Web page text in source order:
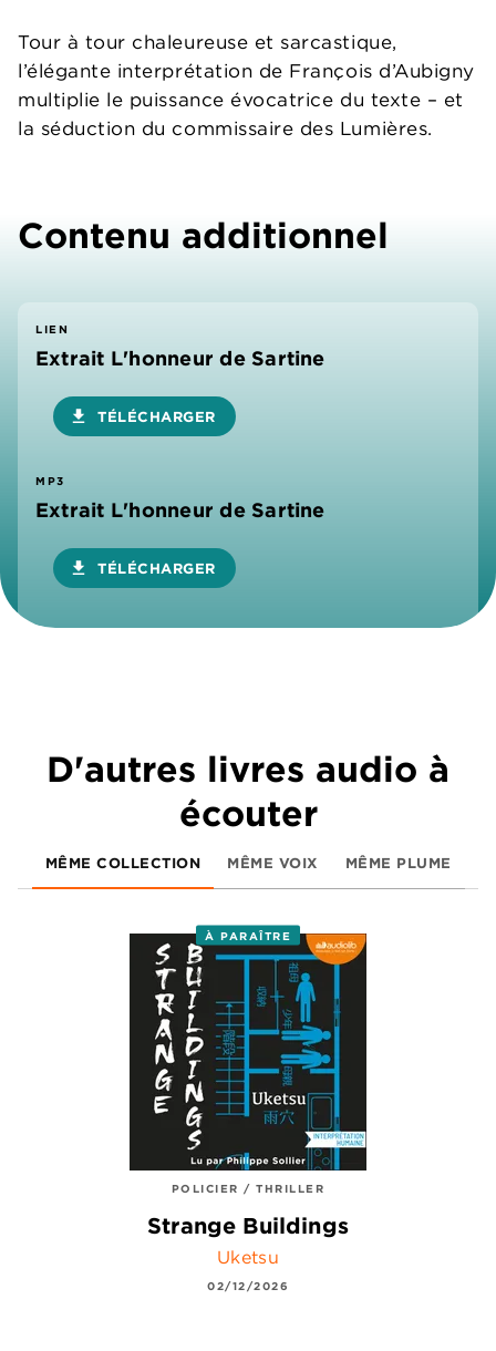
Tour à tour chaleureuse et sarcastique,
l’élégante interprétation de François d’Aubigny
multiplie le puissance évocatrice du texte – et
la séduction du commissaire des Lumières.
Contenu additionnel
LIEN
Extrait L'honneur de Sartine
download TÉLÉCHARGER
MP3
Extrait L'honneur de Sartine
download TÉLÉCHARGER
D'autres livres audio à
écouter
MÊME COLLECTION MÊME VOIX MÊME PLUME
À PARAÎTRE
POLICIER / THRILLER
Strange Buildings
Uketsu
02/12/2026